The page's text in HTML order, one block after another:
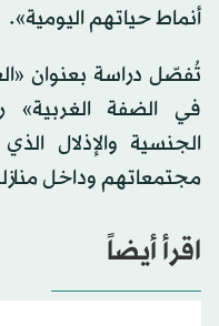
أنماط حياتهم اليومية».
تُفصّل دراسة بعنوان
في الضفة الغربية»
الجنسية والإذلال
مجتمعاتهم وداخل منازلهم
اقرأ أيضاً